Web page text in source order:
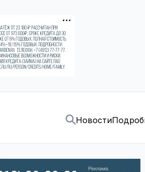
Новости